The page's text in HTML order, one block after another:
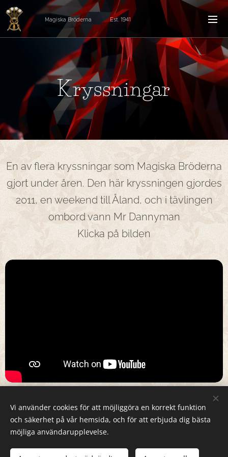
Magiska Bröderna Est. 1941
Kryssningar
En av flera kryssningar som Magiska Bröderna
gjort under åren. Den här kryssningen gjordes
2011, en weekend till Åland, och i tävlingen
ombord vann Mr Dannyman
Klicka på bilden
© 2026 Magiska Bröderna
Vi använder cookies för att möjliggöra en korrekt funktion
och säkerhet på vår hemsida, och för att erbjuda dig bästa
möjliga användarupplevelse.